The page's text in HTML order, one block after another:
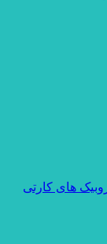
های کارتی